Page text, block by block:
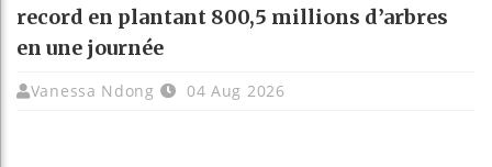
record en plantant 800,5 millions d’arbres
en une journée
Vanessa Ndong 04 Aug 2026